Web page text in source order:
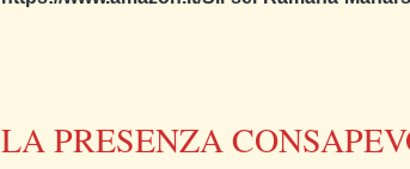
LA PRESENZA